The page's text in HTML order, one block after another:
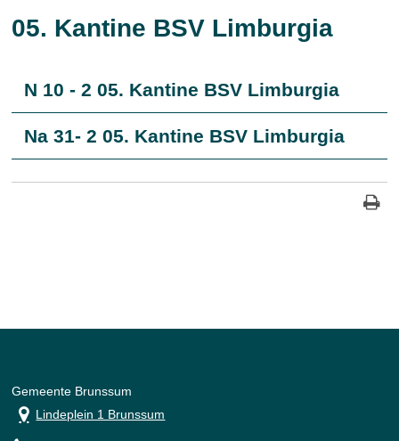
05. Kantine BSV Limburgia
N 10 - 2 05. Kantine BSV Limburgia
Na 31- 2 05. Kantine BSV Limburgia
Gemeente Brunssum
Lindeplein 1 Brunssum